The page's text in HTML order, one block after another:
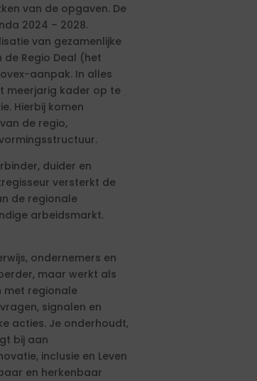
van de opgaven. De
2024 – 2028.
van gezamenlijke
Regio Deal (het
aanpak. In alles
meerjarig kader op te
Hierbij komen
de regio,
duider en
versterkt de
de regionale
arbeidsmarkt.
ondernemers en
maar werkt als
met regionale
signalen en
acties. Je onderhoudt,
bij aan
inclusie en Leven
en herkenbaar